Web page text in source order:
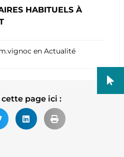
HABITUELS À
en Actualité
page ici :